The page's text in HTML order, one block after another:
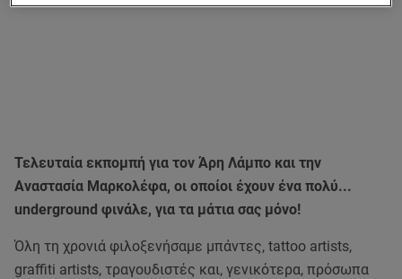
Τελευταία εκπομπή για τον Άρη Λάμπο και την
Αναστασία Μαρκολέφα, οι οποίοι έχουν ένα πολύ...
underground φινάλε, για τα μάτια σας μόνο!
Όλη τη χρονιά φιλοξενήσαμε μπάντες, tattoo artists,
graffiti artists, τραγουδιστές και, γενικότερα, πρόσωπα